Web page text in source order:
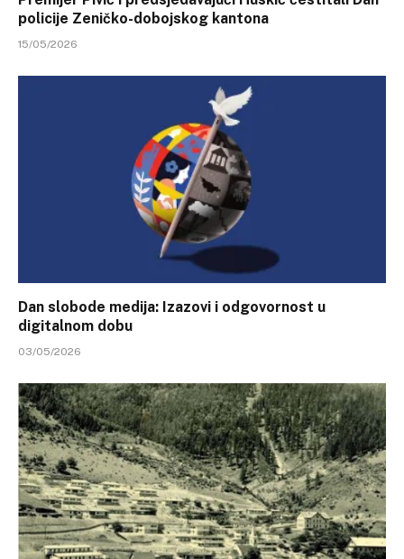
policije Zeničko-dobojskog kantona
15/05/2026
Dan slobode medija: Izazovi i odgovornost u
digitalnom dobu
03/05/2026